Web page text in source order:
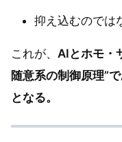
抑え込むのでは
これが、 AIとホモ・
随意系の制御原理”
となる。